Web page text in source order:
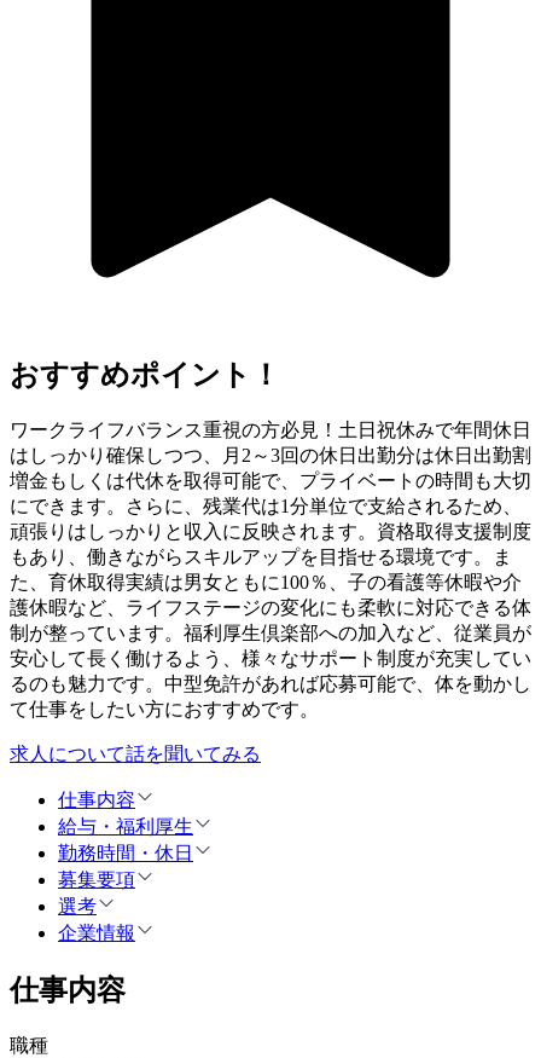
おすすめポイント！
ワークライフバランス重視の方必見！土日祝休みで年間休日
はしっかり確保しつつ、月2～3回の休日出勤分は休日出勤割
増金もしくは代休を取得可能で、プライベートの時間も大切
にできます。さらに、残業代は1分単位で支給されるため、
頑張りはしっかりと収入に反映されます。資格取得支援制度
もあり、働きながらスキルアップを目指せる環境です。ま
た、育休取得実績は男女ともに100％、子の看護等休暇や介
護休暇など、ライフステージの変化にも柔軟に対応できる体
制が整っています。福利厚生倶楽部への加入など、従業員が
安心して長く働けるよう、様々なサポート制度が充実してい
るのも魅力です。中型免許があれば応募可能で、体を動かし
て仕事をしたい方におすすめです。
求人について話を聞いてみる
仕事内容
給与・福利厚生
勤務時間・休日
募集要項
選考
企業情報
仕事内容
職種